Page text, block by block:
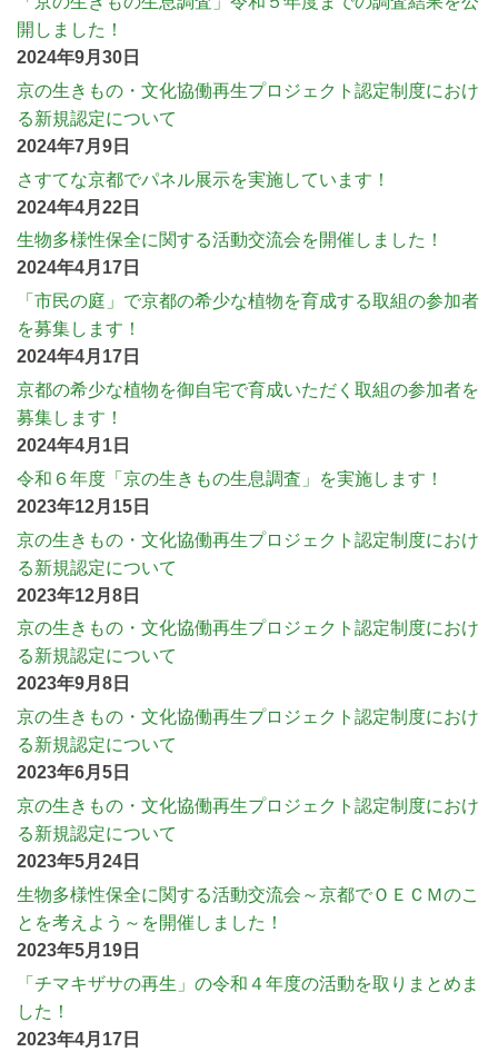
開しました！
2024年9月30日
京の生きもの・文化協働再生プロジェクト認定制度におけ
る新規認定について
2024年7月9日
さすてな京都でパネル展示を実施しています！
2024年4月22日
生物多様性保全に関する活動交流会を開催しました！
2024年4月17日
「市民の庭」で京都の希少な植物を育成する取組の参加者
を募集します！
2024年4月17日
京都の希少な植物を御自宅で育成いただく取組の参加者を
募集します！
2024年4月1日
令和６年度「京の生きもの生息調査」を実施します！
2023年12月15日
京の生きもの・文化協働再生プロジェクト認定制度におけ
る新規認定について
2023年12月8日
京の生きもの・文化協働再生プロジェクト認定制度におけ
る新規認定について
2023年9月8日
京の生きもの・文化協働再生プロジェクト認定制度におけ
る新規認定について
2023年6月5日
京の生きもの・文化協働再生プロジェクト認定制度におけ
る新規認定について
2023年5月24日
生物多様性保全に関する活動交流会～京都でＯＥＣＭのこ
とを考えよう～を開催しました！
2023年5月19日
「チマキザサの再生」の令和４年度の活動を取りまとめま
した！
2023年4月17日